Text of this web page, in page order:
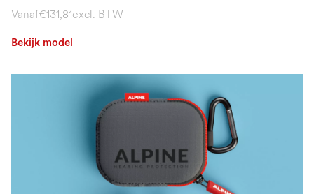
Vanaf€131,81excl. BTW
Bekijk model